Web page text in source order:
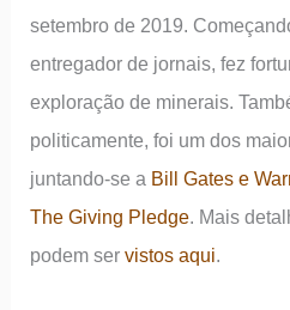
setembro de 2019.
entregador de jornais, fez
exploração de minerais.
politicamente, foi um dos
juntando-se a Bill Gates e
The Giving Pledge. Mais
podem servistos aqui.